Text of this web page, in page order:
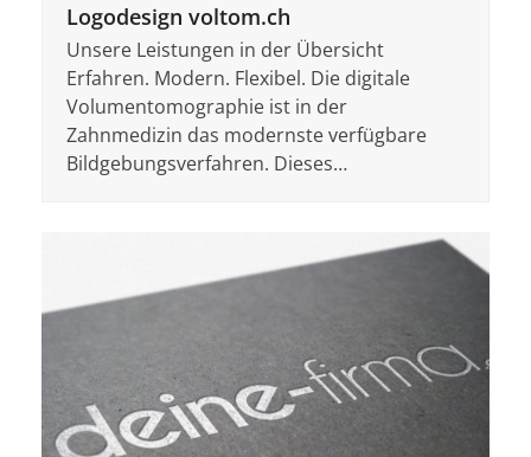
Logodesign voltom.ch
Unsere Leistungen in der Übersicht
Erfahren. Modern. Flexibel. Die digitale
Volumentomographie ist in der
Zahnmedizin das modernste verfügbare
Bildgebungsverfahren. Dieses…